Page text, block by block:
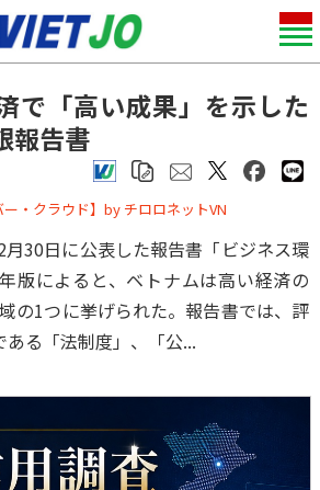
で「高い成果」を示した
報告書
ー・クラウド】by チロロネットVN
30日に公表した報告書「ビジネス環
版によると、ベトナムは高い経済の
の1つに挙げられた。報告書では、評
る「法制度」、「公...